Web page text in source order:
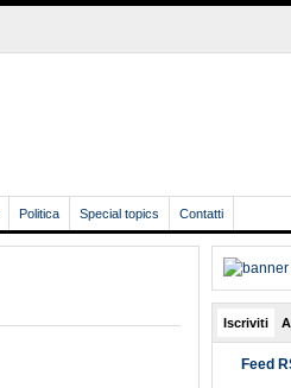
Politica Special topics Contatti
Iscriviti
Feed